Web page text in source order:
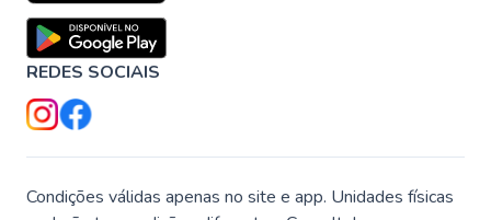
REDES SOCIAIS
Condições válidas apenas no site e app. Unidades físicas